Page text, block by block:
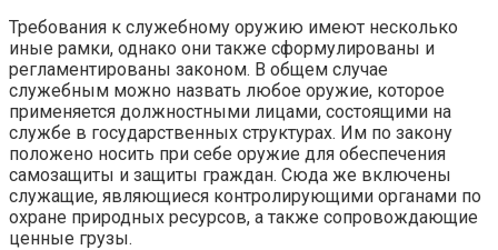
Требования к служебному оружию имеют несколько
иные рамки, однако они также сформулированы и
регламентированы законом. В общем случае
служебным можно назвать любое оружие, которое
применяется должностными лицами, состоящими на
службе в государственных структурах. Им по закону
положено носить при себе оружие для обеспечения
самозащиты и защиты граждан. Сюда же включены
служащие, являющиеся контролирующими органами по
охране природных ресурсов, а также сопровождающие
ценные грузы.